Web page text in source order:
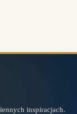
inspiracjach.